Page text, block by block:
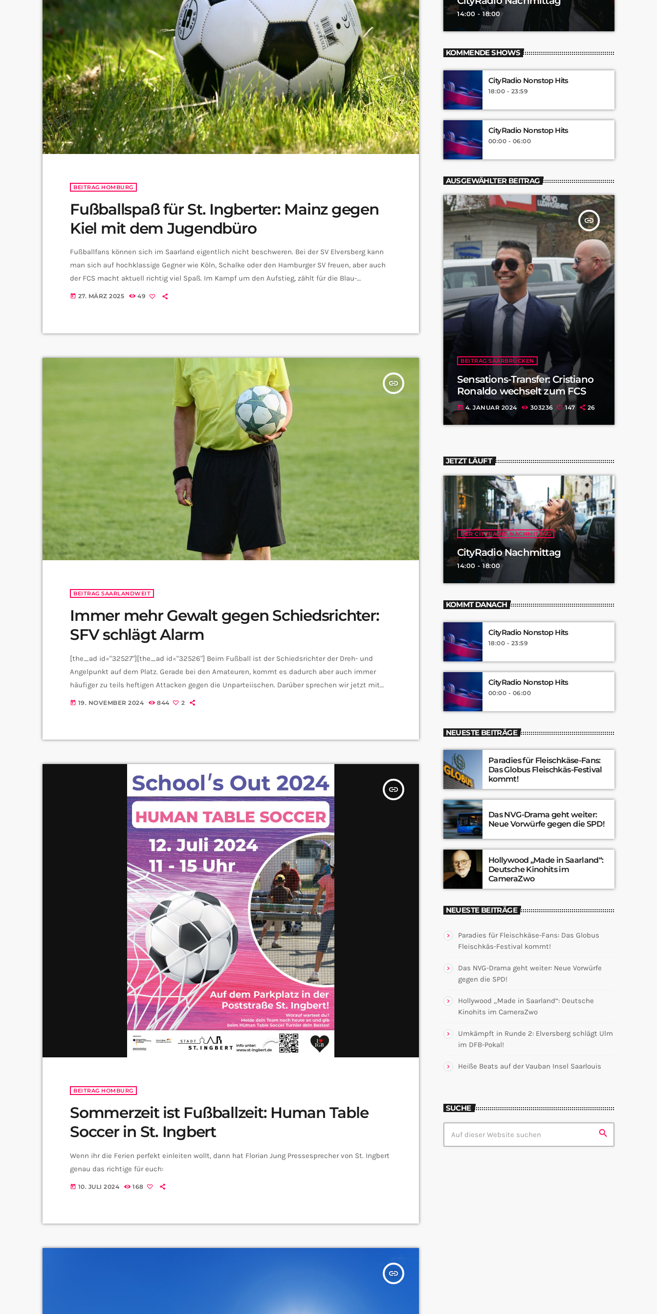
BEITRAG HOMBURG
Fußballspaß für St. Ingberter: Mainz gegen
Kiel mit dem Jugendbüro
Fußballfans können sich im Saarland eigentlich nicht beschweren. Bei der SV Elversberg kann
man sich auf hochklassige Gegner wie Köln, Schalke oder den Hamburger SV freuen, aber auch
der FCS macht aktuell richtig viel Spaß. Im Kampf um den Aufstieg, zählt für die Blau-
Schwarzen auch wirklich jeder einzelne Punkt. Bei uns im Saarland kommen Fußballfans also
today 27. MÄRZ 2025 49
insert_link
BEITRAG SAARLANDWEIT
Immer mehr Gewalt gegen Schiedsrichter:
SFV schlägt Alarm
[the_ad id="32527"][the_ad id="32526"] Beim Fußball ist der Schiedsrichter der Dreh- und
Angelpunkt auf dem Platz. Gerade bei den Amateuren, kommt es dadurch aber auch immer
häufiger zu teils heftigen Attacken gegen die Unparteiischen. Darüber sprechen wir jetzt mit
Stephan Alt, dem Vizepräsidenten des Saarländischen Fußballverbands (kurz SFV). Herr Alt, seit
today 19. NOVEMBER 2024 844 2
insert_link
BEITRAG HOMBURG
Sommerzeit ist Fußballzeit: Human Table
Soccer in St. Ingbert
Wenn ihr die Ferien perfekt einleiten wollt, dann hat Florian Jung Pressesprecher von St. Ingbert
genau das richtige für euch:
today 10. JULI 2024 168
insert_link
14:00 - 18:00
KOMMENDE SHOWS
CityRadio Nonstop Hits
18:00 - 23:59
CityRadio Nonstop Hits
00:00 - 06:00
AUSGEWÄHLTER BEITRAG
insert_link
BEITRAG SAARBRÜCKEN
Sensations-Transfer: Cristiano
Ronaldo wechselt zum FCS
today 4. JANUAR 2024 303236 147 26
JETZT LÄUFT
DER CITYRADIO NACHMITTAG
CityRadio Nachmittag
14:00 - 18:00
KOMMT DANACH
CityRadio Nonstop Hits
18:00 - 23:59
CityRadio Nonstop Hits
00:00 - 06:00
NEUESTE BEITRÄGE
Paradies für Fleischkäse-Fans:
Das Globus Fleischkäs-Festival
kommt!
Das NVG-Drama geht weiter:
Neue Vorwürfe gegen die SPD!
Hollywood „Made in Saarland“:
Deutsche Kinohits im
CameraZwo
NEUESTE BEITRÄGE
Paradies für Fleischkäse-Fans: Das Globus
Fleischkäs-Festival kommt!
Das NVG-Drama geht weiter: Neue Vorwürfe
gegen die SPD!
Hollywood „Made in Saarland“: Deutsche
Kinohits im CameraZwo
Umkämpft in Runde 2: Elversberg schlägt Ulm
im DFB-Pokal!
Heiße Beats auf der Vauban Insel Saarlouis
SUCHE
search